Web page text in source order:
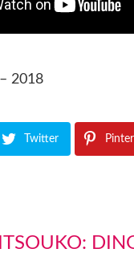
2018
Twitter